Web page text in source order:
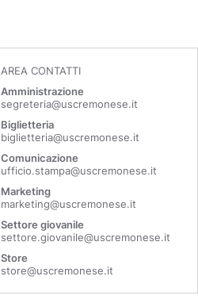
AREA CONTATTI
Amministrazione
segreteria@uscremonese.it
Biglietteria
biglietteria@uscremonese.it
Comunicazione
ufficio.stampa@uscremonese.it
Marketing
marketing@uscremonese.it
Settore giovanile
settore.giovanile@uscremonese.it
Store
store@uscremonese.it